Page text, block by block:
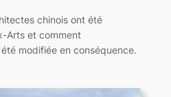
chinois ont été
Arts et comment
modifiée en conséquence.